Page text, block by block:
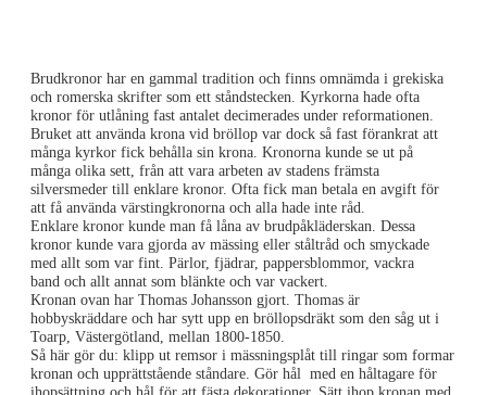
Brudkronor har en gammal tradition och finns omnämda i grekiska
och romerska skrifter som ett ståndstecken. Kyrkorna hade ofta
kronor för utlåning fast antalet decimerades under reformationen.
Bruket att använda krona vid bröllop var dock så fast förankrat att
många kyrkor fick behålla sin krona. Kronorna kunde se ut på
många olika sett, från att vara arbeten av stadens främsta
silversmeder till enklare kronor. Ofta fick man betala en avgift för
att få använda värstingkronorna och alla hade inte råd.
Enklare kronor kunde man få låna av brudpåkläderskan. Dessa
kronor kunde vara gjorda av mässing eller ståltråd och smyckade
med allt som var fint. Pärlor, fjädrar, pappersblommor, vackra
band och allt annat som blänkte och var vackert.
Kronan ovan har Thomas Johansson gjort. Thomas är
hobbyskräddare och har sytt upp en bröllopsdräkt som den såg ut i
Toarp, Västergötland, mellan 1800-1850.
Så här gör du: klipp ut remsor i mässningsplåt till ringar som formar
kronan och upprättstående ståndare. Gör hål med en håltagare för